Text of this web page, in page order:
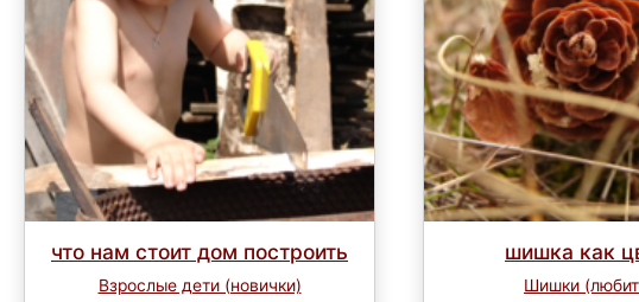
что нам стоит дом построить
Взрослые дети (новички)
шишка как
Шишки